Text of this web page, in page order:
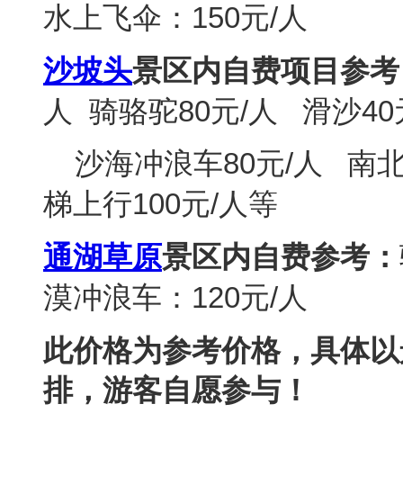
水上飞伞： 150元/人
沙坡头景区内自费项目参
人
骑骆驼80元/人 滑沙40
沙海冲浪车80元/人
南
梯上行100元/人等
通湖草原景区内自费参考：
漠冲浪车： 120元/人
此价格为参考价格，具体
排，游客自愿参与！